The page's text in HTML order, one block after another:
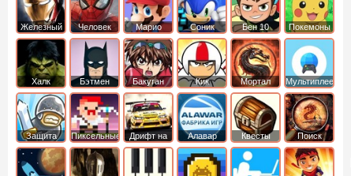
Железный
человек
Человек
Паук
Марио Соник Бен 10 Покемоны
Халк Бэтмен Бакуган
Кик
Бутовский
Мортал
комбат
Мультиплеер
Защита
королевства
Пиксельные
Дрифт на
машинах
Алавар Квесты
Поиск
предметов